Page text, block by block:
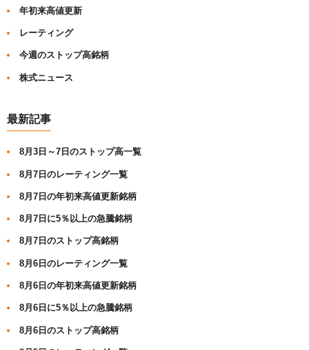
年初来高値更新
レーティング
今週のストップ高銘柄
株式ニュース
最新記事
8月3日～7日のストップ高一覧
8月7日のレーティング一覧
8月7日の年初来高値更新銘柄
8月7日に5％以上の急騰銘柄
8月7日のストップ高銘柄
8月6日のレーティング一覧
8月6日の年初来高値更新銘柄
8月6日に5％以上の急騰銘柄
8月6日のストップ高銘柄